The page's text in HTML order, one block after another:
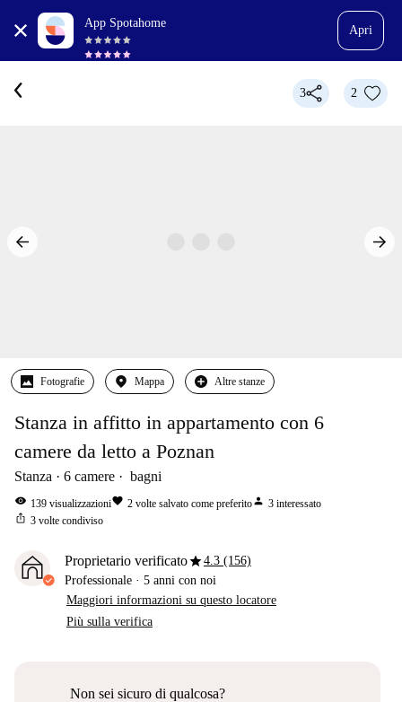
App Spotahome
Apri
3 2
Fotografie Mappa Altre stanze
Stanza in affitto in appartamento con 6
camere da letto a Poznan
Stanza 6 camere bagni
visibility 139 visualizzazionifavorite 2 volte salvato come preferitoperson 3 interessato
ios_share 3 volte condiviso
Proprietario verificatostar4.3 (156)
Professionale · 5 anni con noi
Maggiori informazioni su questo locatore
Più sulla verifica
Non sei sicuro di qualcosa?